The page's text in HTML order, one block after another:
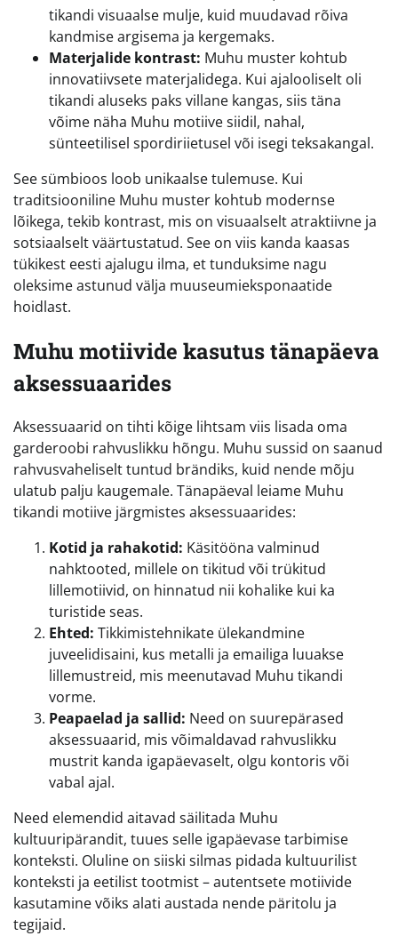
tikandi visuaalse mulje, kuid muudavad rõiva
kandmise argisema ja kergemaks.
Materjalide kontrast: Muhu muster kohtub
innovatiivsete materjalidega. Kui ajalooliselt oli
tikandi aluseks paks villane kangas, siis täna
võime näha Muhu motiive siidil, nahal,
sünteetilisel spordiriietusel või isegi teksakangal.
See sümbioos loob unikaalse tulemuse. Kui
traditsiooniline Muhu muster kohtub modernse
lõikega, tekib kontrast, mis on visuaalselt atraktiivne ja
sotsiaalselt väärtustatud. See on viis kanda kaasas
tükikest eesti ajalugu ilma, et tunduksime nagu
oleksime astunud välja muuseumieksponaatide
hoidlast.
Muhu motiivide kasutus tänapäeva
aksessuaarides
Aksessuaarid on tihti kõige lihtsam viis lisada oma
garderoobi rahvuslikku hõngu. Muhu sussid on saanud
rahvusvaheliselt tuntud brändiks, kuid nende mõju
ulatub palju kaugemale. Tänapäeval leiame Muhu
tikandi motiive järgmistes aksessuaarides:
Kotid ja rahakotid: Käsitööna valminud
nahktooted, millele on tikitud või trükitud
lillemotiivid, on hinnatud nii kohalike kui ka
turistide seas.
Ehted: Tikkimistehnikate ülekandmine
juveelidisaini, kus metalli ja emailiga luuakse
lillemustreid, mis meenutavad Muhu tikandi
vorme.
Peapaelad ja sallid: Need on suurepärased
aksessuaarid, mis võimaldavad rahvuslikku
mustrit kanda igapäevaselt, olgu kontoris või
vabal ajal.
Need elemendid aitavad säilitada Muhu
kultuuripärandit, tuues selle igapäevase tarbimise
konteksti. Oluline on siiski silmas pidada kultuurilist
konteksti ja eetilist tootmist – autentsete motiivide
kasutamine võiks alati austada nende päritolu ja
tegijaid.